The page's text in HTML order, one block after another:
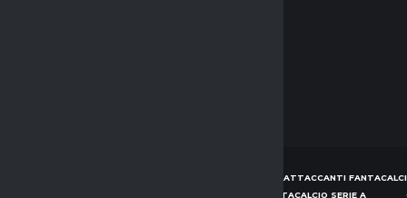
CONSIGLI ATTACCANTI
CONSIGLI DIFENSORI FANTACALCIO SERIE A